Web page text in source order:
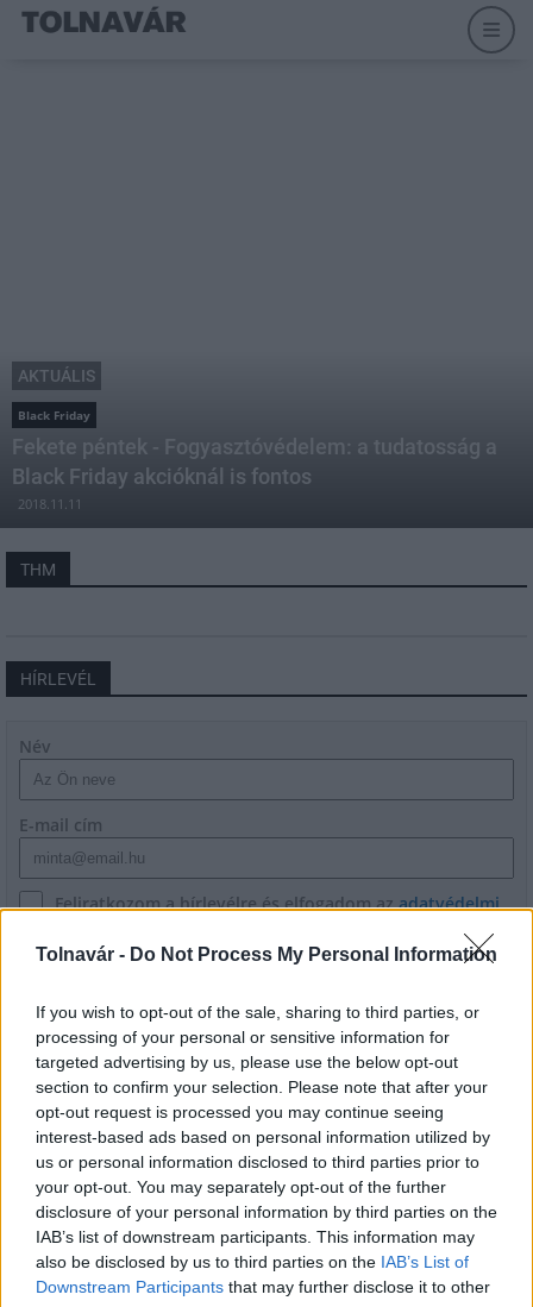
Tolnavár - Do Not Process My Personal Information
If you wish to opt-out of the sale, sharing to third parties, or
processing of your personal or sensitive information for
targeted advertising by us, please use the below opt-out
section to confirm your selection. Please note that after your
opt-out request is processed you may continue seeing
interest-based ads based on personal information utilized by
us or personal information disclosed to third parties prior to
your opt-out. You may separately opt-out of the further
disclosure of your personal information by third parties on the
IAB’s list of downstream participants. This information may
also be disclosed by us to third parties on the IAB’s List of
Downstream Participants that may further disclose it to other
AKTUÁLIS
Black Friday
Fekete péntek - Fogyasztóvédelem: a tudatosság a
Black Friday akcióknál is fontos
2018.11.11
THM
HÍRLEVÉL
Név
E-mail cím
Feliratkozom a hírlevélre és elfogadom azadatvédelmi
LEGFRISSEBB
Országos hírek
SZAKIRÁNYÚ TOVÁBBKÉPZÉSEKKEL SEGÍTI
IDÉN IS A TÁRSADALMI KIHÍVÁSOK
LEKÜZDÉSÉT A GÁL FERENC EGYETEM
Országos hírek szúnyogirtás szúnyog